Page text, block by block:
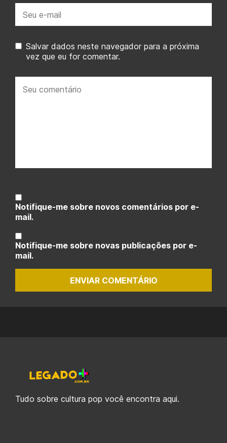
mail:
Salvar dados neste navegador para a próxima
vez que eu for comentar.
comentário:
Notifique-me sobre novos comentários por e-
mail.
Notifique-me sobre novas publicações por e-
mail.
ENVIAR COMENTÁRIO
Tudo sobre cultura pop você encontra aqui.